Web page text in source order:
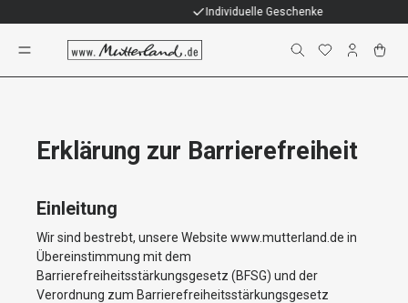
Individuelle Geschenke
Erklärung zur Barrierefreiheit
Einleitung
Wir sind bestrebt, unsere Website www.mutterland.de in
Übereinstimmung mit dem
Barrierefreiheitsstärkungsgesetz (BFSG) und der
Verordnung zum Barrierefreiheitsstärkungsgesetz